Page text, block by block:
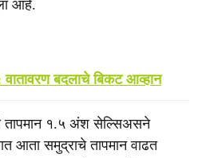
आहे.
बदलाचे बिकट आव्हान
तापमान १.५ अंश सेल्सिअसने
आता समुद्राचे तापमान वाढत